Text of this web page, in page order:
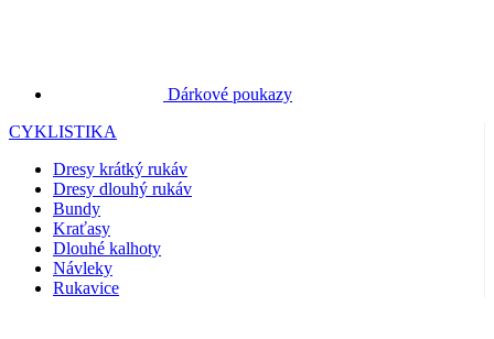
Dresy dlouhý rukáv
Kraťasy
Návleky
Rukavice